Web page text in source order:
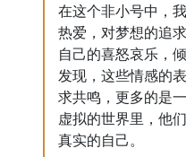
在这个非小号中，
热爱，对梦想的追
自己的喜怒哀乐，
发现，这些情感的
求共鸣，更多的是
虚拟的世界里，他
真实的自己。